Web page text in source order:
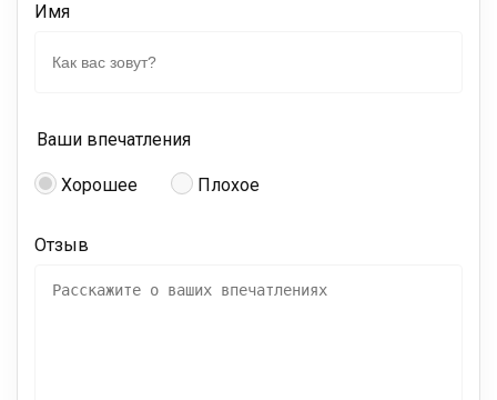
Имя
Ваши впечатления
Хорошее Плохое
Отзыв